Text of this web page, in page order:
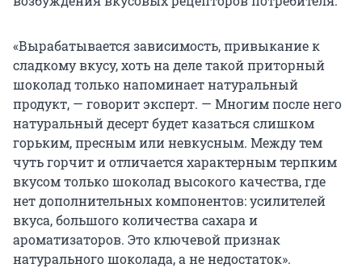
«Вырабатывается зависимость, привыкание к
сладкому вкусу, хоть на деле такой приторный
шоколад только напоминает натуральный
продукт, — говорит эксперт. — Многим после него
натуральный десерт будет казаться слишком
горьким, пресным или невкусным. Между тем
чуть горчит и отличается характерным терпким
вкусом только шоколад высокого качества, где
нет дополнительных компонентов: усилителей
вкуса, большого количества сахара и
ароматизаторов. Это ключевой признак
натурального шоколада, а не недостаток».